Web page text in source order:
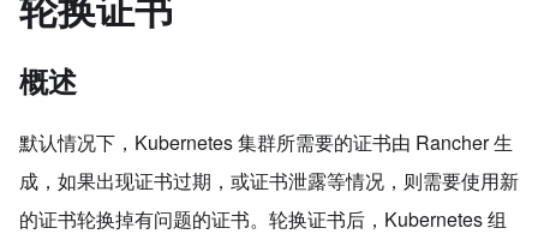
概述
默认情况下，Kubernetes 集群所需要的证书由 Rancher 生
成，如果出现证书过期，或证书泄露等情况，则需要使用新
的证书轮换掉有问题的证书。轮换证书后，Kubernetes 组